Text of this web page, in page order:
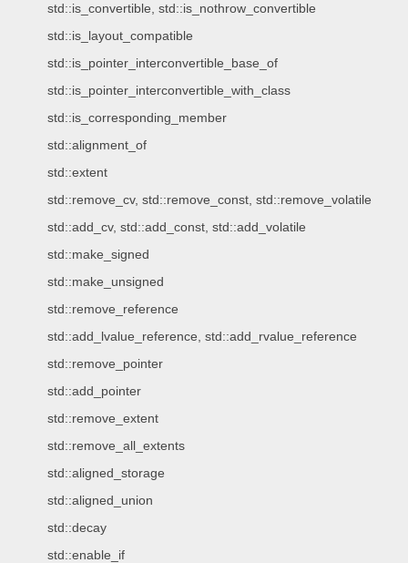
std::is_convertible, std::is_nothrow_convertible
std::is_layout_compatible
std::is_pointer_interconvertible_base_of
std::is_pointer_interconvertible_with_class
std::is_corresponding_member
std::alignment_of
std::extent
std::remove_cv, std::remove_const, std::remove_volatile
std::add_cv, std::add_const, std::add_volatile
std::make_signed
std::make_unsigned
std::remove_reference
std::add_lvalue_reference, std::add_rvalue_reference
std::remove_pointer
std::add_pointer
std::remove_extent
std::remove_all_extents
std::aligned_storage
std::aligned_union
std::decay
std::enable_if